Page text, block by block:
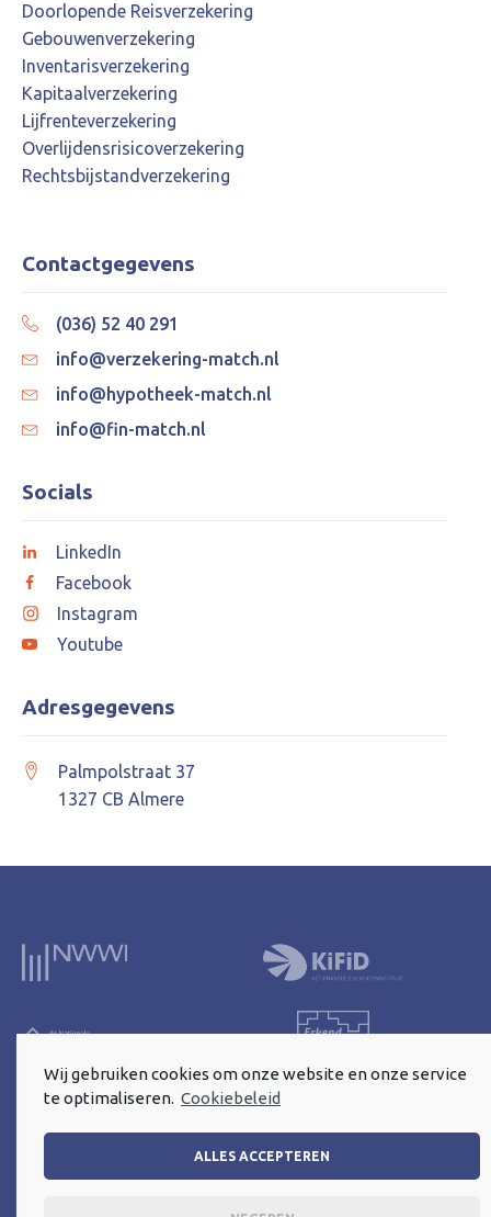
Wij gebruiken cookies om onze website en onze service
te optimaliseren. Cookiebeleid
ALLES ACCEPTEREN
Doorlopende Reisverzekering
Gebouwenverzekering
Inventarisverzekering
Kapitaalverzekering
Lijfrenteverzekering
Overlijdensrisicoverzekering
Rechtsbijstandverzekering
Contactgegevens
(036) 52 40 291
info@verzekering-match.nl
info@hypotheek-match.nl
info@fin-match.nl
Socials
LinkedIn
Facebook
Instagram
Youtube
Adresgegevens
Palmpolstraat 37
1327 CB Almere